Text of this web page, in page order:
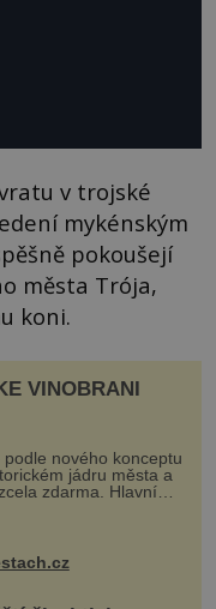
v trojské
mykénským
pokoušejí
města Trója,
koni.
VINOBRANÍ
nového konceptu
jádru města a
zdarma. Hlavní
na Karlově a
víno, burčák, pes...